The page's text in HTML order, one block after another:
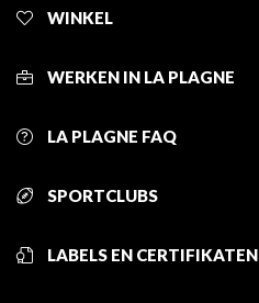
WINKEL
WERKEN IN LA PLAGNE
LA PLAGNE FAQ
SPORTCLUBS
LABELS EN CERTIFIKATEN